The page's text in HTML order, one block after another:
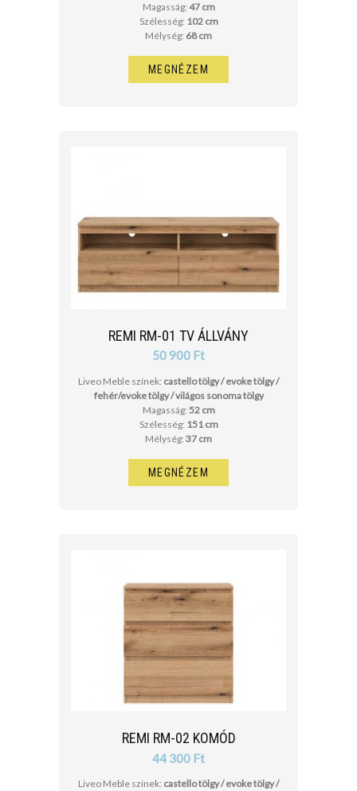
Magasság: 47 cm
Szélesség: 102 cm
Mélység: 68 cm
MEGNÉZEM
REMI RM-01 TV ÁLLVÁNY
50 900 Ft
Liveo Meble színek: castello tölgy / evoke tölgy /
fehér/evoke tölgy / világos sonoma tölgy
Magasság: 52 cm
Szélesség: 151 cm
Mélység: 37 cm
MEGNÉZEM
REMI RM-02 KOMÓD
44 300 Ft
Liveo Meble színek: castello tölgy / evoke tölgy /